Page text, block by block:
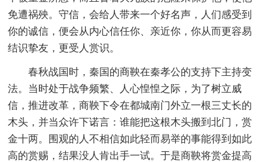
免遭祸殃。守信，会给人带来一个好名声，人们感受到
你的诚信，便会从内心信任你、亲近你，你从而更容易
结识挚友，更受人赏识。
春秋战国时，秦国的商鞅在秦孝公的支持下主持变
法。当时处于战争频繁、人心惶惶之际，为了树立威
信，推进改革，商鞅下令在都城南门外立一根三丈长的
木头，并当众许下诺言：谁能把这根木头搬到北门，赏
金十两。围观的人不相信如此轻而易举的事能得到如此
高的赏赐，结果没人肯出手一试。于是商鞅将赏金提高